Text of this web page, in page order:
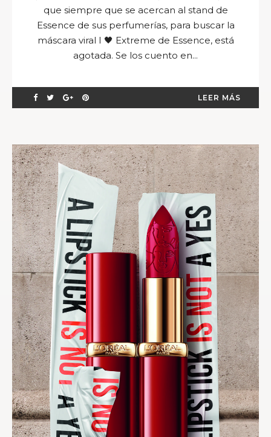
que siempre que se acercan al stand de
Essence de sus perfumerías, para buscar la
máscara viral I 🖤 Extreme de Essence, está
agotada. Se los cuento en...
LEER MÁS